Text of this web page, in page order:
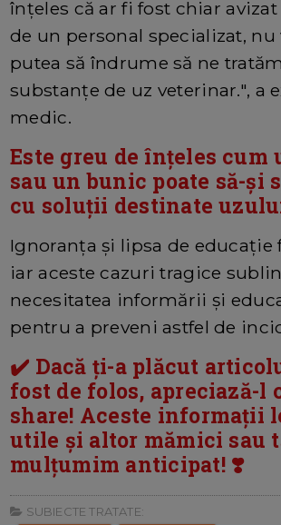
înţeles că ar fi fost chiar
de un personal specializat, nu
putea să îndrume să ne
substanţe de uz veterinar.", a
medic.
Este greu de înțeles cum
sau un bunic poate să-și
cu soluții destinate
Ignoranța și lipsa de educație
iar aceste cazuri tragice
necesitatea informării și
pentru a preveni astfel de
✔️ Dacă ți-a plăcut
fost de folos, apreciază-l
share! Aceste informații
utile și altor mămici sau
mulțumim anticipat! ❣️
SUBIECTE TRATATE: